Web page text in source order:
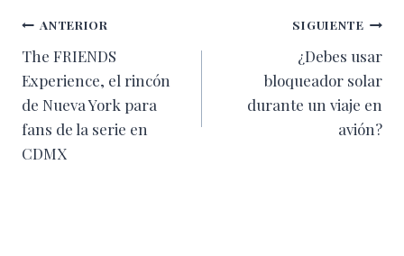
Navegación
de
entradas
ANTERIOR
The FRIENDS
Experience, el rincón
de Nueva York para
fans de la serie en
CDMX
SIGUIENTE
¿Debes usar
bloqueador solar
durante un viaje en
avión?